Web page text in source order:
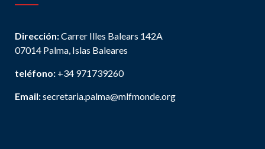
Dirección:Carrer Illes Balears 142A
07014 Palma, Islas Baleares
teléfono: +34 971739260
Email:secretaria.palma@mlfmonde.org